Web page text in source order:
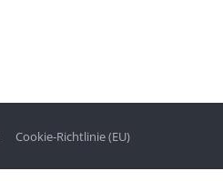
Cookie-Richtlinie (EU)